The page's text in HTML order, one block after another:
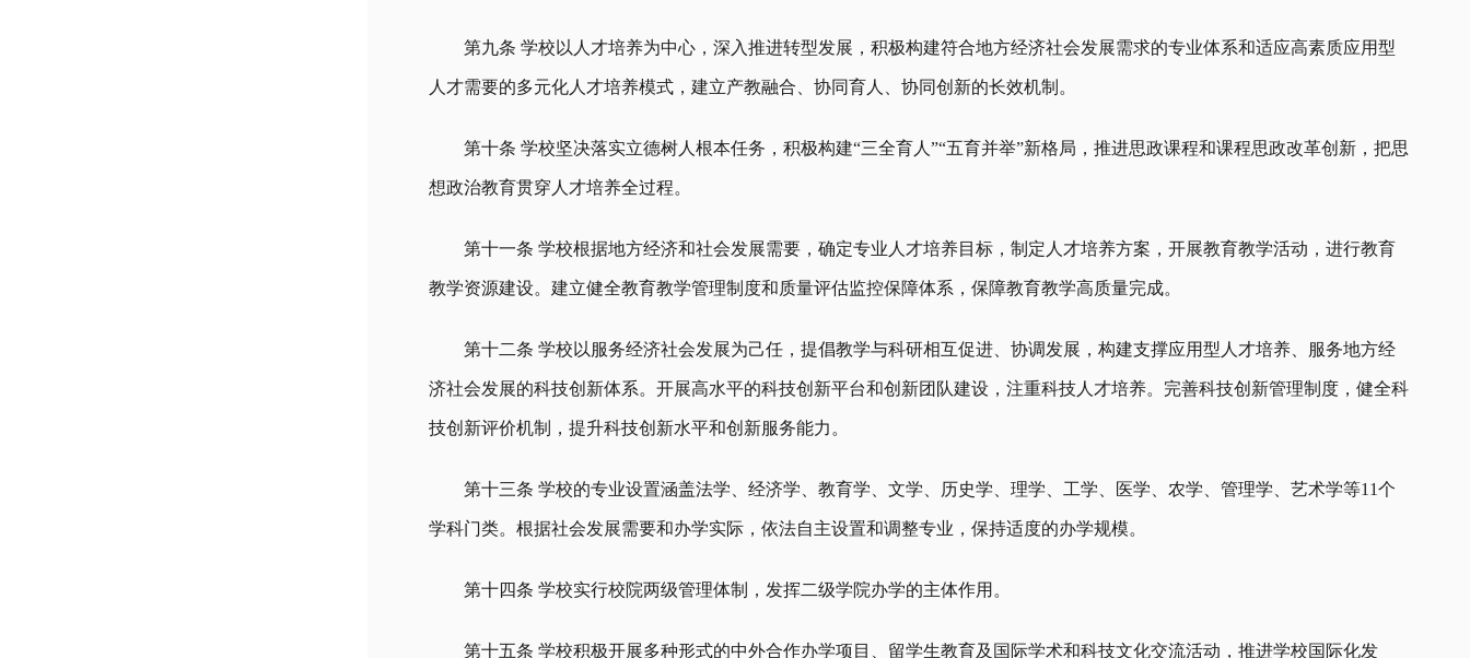
第九条 学校以人才培养为中心，深入推进转型发展，积极构建符合地方经济社会发展需求的专业体系和适应高素质应用型
人才需要的多元化人才培养模式，建立产教融合、协同育人、协同创新的长效机制。
第十条 学校坚决落实立德树人根本任务，积极构建“三全育人”“五育并举”新格局，推进思政课程和课程思政改革创新，把思
想政治教育贯穿人才培养全过程。
第十一条 学校根据地方经济和社会发展需要，确定专业人才培养目标，制定人才培养方案，开展教育教学活动，进行教育
教学资源建设。建立健全教育教学管理制度和质量评估监控保障体系，保障教育教学高质量完成。
第十二条 学校以服务经济社会发展为己任，提倡教学与科研相互促进、协调发展，构建支撑应用型人才培养、服务地方经
济社会发展的科技创新体系。开展高水平的科技创新平台和创新团队建设，注重科技人才培养。完善科技创新管理制度，健全科
技创新评价机制，提升科技创新水平和创新服务能力。
第十三条 学校的专业设置涵盖法学、经济学、教育学、文学、历史学、理学、工学、医学、农学、管理学、艺术学等11个
学科门类。根据社会发展需要和办学实际，依法自主设置和调整专业，保持适度的办学规模。
第十四条 学校实行校院两级管理体制，发挥二级学院办学的主体作用。
第十五条 学校积极开展多种形式的中外合作办学项目、留学生教育及国际学术和科技文化交流活动，推进学校国际化发